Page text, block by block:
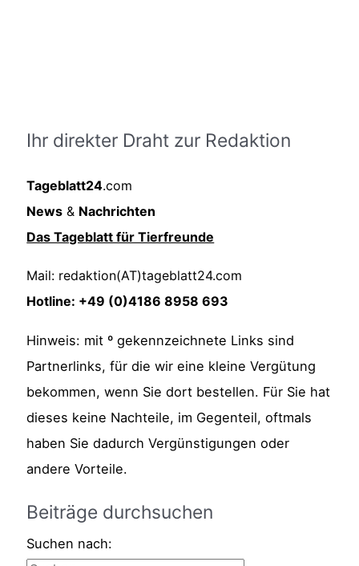
Ihr direkter Draht zur Redaktion
Tageblatt24.com
News & Nachrichten
Das Tageblatt für Tierfreunde
Mail: redaktion(AT)tageblatt24.com
Hotline: +49 (0)4186 8958 693
Hinweis: mit º gekennzeichnete Links sind
Partnerlinks, für die wir eine kleine Vergütung
bekommen, wenn Sie dort bestellen. Für Sie hat
dieses keine Nachteile, im Gegenteil, oftmals
haben Sie dadurch Vergünstigungen oder
andere Vorteile.
Beiträge durchsuchen
Suchen nach: